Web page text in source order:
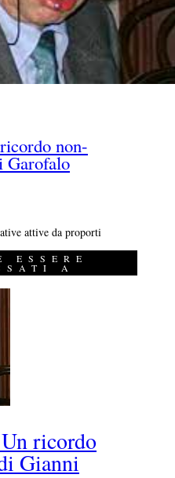
non-
Garofalo
attive da proporti
ESSERE
A
ricordo
Gianni